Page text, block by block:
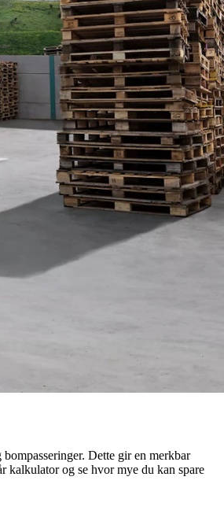
Dette gir en merkbar
kalkulator og se hvor mye du kan spare